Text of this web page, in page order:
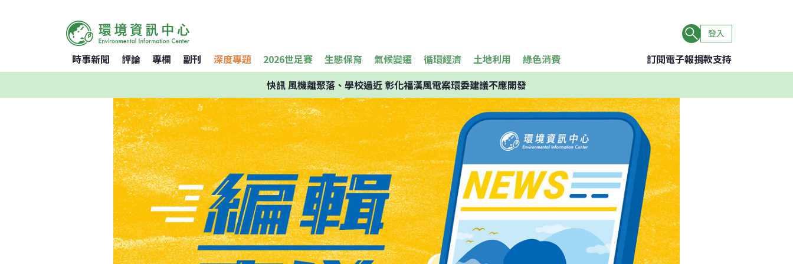
登入
時事新聞 評論 專欄 副刊 深度專題 2026世足賽 生態保育 氣候變遷 循環經濟 土地利用 綠色消費 訂閱電子報捐款支持
快訊風機離聚落、學校過近 彰化福漢風電案環委建議不應開發